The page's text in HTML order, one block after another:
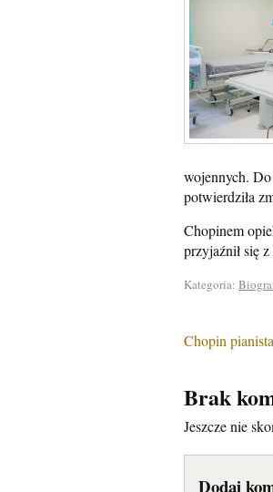
wojennych. Do
potwierdziła
Chopinem
przyjaźnił się
Kategoria:
Chopin pianista
Brak
Jeszcze nie
Dodaj